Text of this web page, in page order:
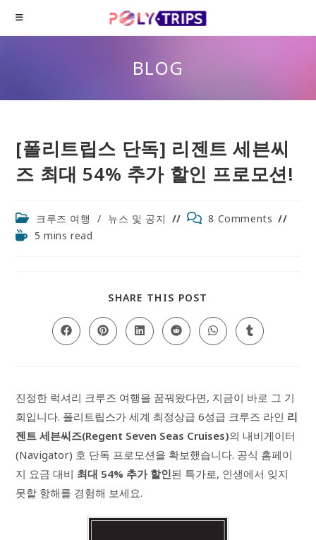
BLOG
[폴리트립스 단독] 리젠트 세븐씨
즈 최대 54% 추가 할인 프로모션!
Post
category:
크루즈 여행 / 뉴스 및 공지
Post8 Comments
Reading5 mins read
SHARE THIS POST
CONTENT
Opens
in
Opens
in
Opens
in
Opens
in
Opens
in
Opens
in
진정한 럭셔리 크루즈 여행을 꿈꿔왔다면, 지금이 바로 그 기
회입니다. 폴리트립스가 세계 최정상급 6성급 크루즈 라인 리
젠트 세븐씨즈(Regent Seven Seas Cruises)의 내비게이터
(Navigator) 호 단독 프로모션을 확보했습니다. 공식 홈페이
지 요금 대비 최대 54% 추가 할인된 특가로, 인생에서 잊지
못할 항해를 경험해 보세요.